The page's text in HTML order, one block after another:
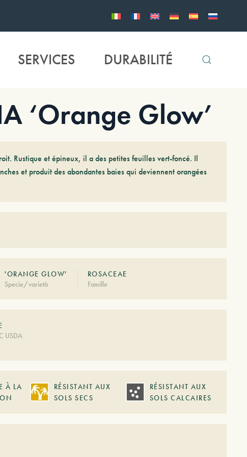
SERVICES DURABILITÉ
‘Orange Glow’
Rustique et épineux, il a des petites feuilles vert-foncé. Il
et produit des abondantes baies qui deviennent orangées
'ORANGE GLOW'
Specie/varietà
ROSACEAE
Famille
USDA
À LA
RÉSISTANT AUX
SOLS SECS
RÉSISTANT AUX
SOLS CALCAIRES